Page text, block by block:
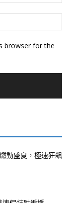
browser for the
動盛夏，極速狂飆